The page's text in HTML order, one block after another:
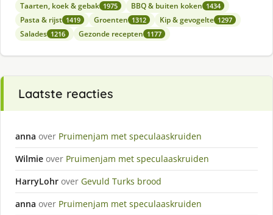
Taarten, koek & gebak 1975 BBQ & buiten koken 1434
Pasta & rijst 1419 Groenten 1312 Kip & gevogelte 1297
Salades 1216 Gezonde recepten 1177
Laatste reacties
anna over Pruimenjam met speculaaskruiden
Wilmie over Pruimenjam met speculaaskruiden
HarryLohr over Gevuld Turks brood
anna over Pruimenjam met speculaaskruiden